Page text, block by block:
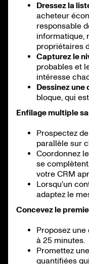
Dressez la
acheteur
responsable
informatique,
propriétaires
Capturez le
probables et
intéresse
Dessinez une
bloque, qui
Enfilage multiple
Prospectez
parallèle sur
Coordonnez
se
votre CRM
Lorsqu'un
adaptez le
Concevez le
Proposez
à 25 minutes.
Promettez
quantifiées